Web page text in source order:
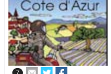
7
EnvoyerPartager